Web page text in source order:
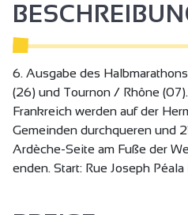
6. Ausgabe des
(26) und Tournon / Rhône
Frankreich werden auf der
Gemeinden durchqueren und
Ardèche-Seite am Fuße der
enden. Start: Rue Joseph